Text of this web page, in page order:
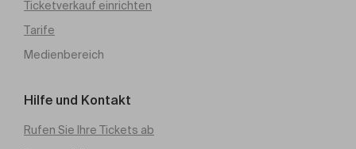
Ticketverkauf einrichten
Tarife
Medienbereich
Hilfe und Kontakt
Rufen Sie Ihre Tickets ab